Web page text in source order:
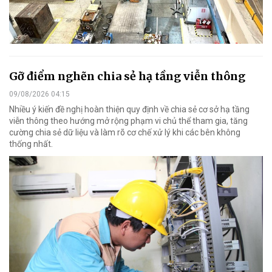
Gỡ điểm nghẽn chia sẻ hạ tầng viễn thông
09/08/2026 04:15
Nhiều ý kiến đề nghị hoàn thiện quy định về chia sẻ cơ sở hạ tầng
viễn thông theo hướng mở rộng phạm vi chủ thể tham gia, tăng
cường chia sẻ dữ liệu và làm rõ cơ chế xử lý khi các bên không
thống nhất.